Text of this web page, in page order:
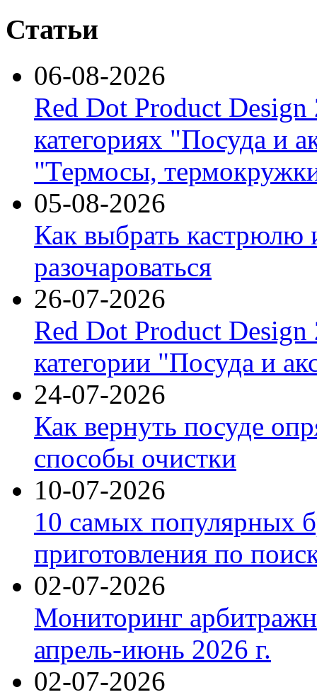
Статьи
06-08-2026
Red Dot Product Design
категориях "Посуда и
"Термосы,
05-08-2026
Как выбрать кастрюлю
разочароваться
26-07-2026
Red Dot Product Design
категории "Посуда и
24-07-2026
Как вернуть посуде
способы очистки
10-07-2026
10 самых популярных
приготовления по
02-07-2026
Мониторинг
апрель-июнь 2026 г.
02-07-2026